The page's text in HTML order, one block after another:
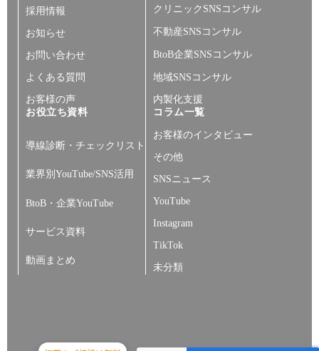
採用情報
お知らせ
お問い合わせ
よくある質問
お客様の声
クリニックSNSコンサル
不動産SNSコンサル
BtoB企業SNSコンサル
地域SNSコンサル
内製化支援
お役立ち資料
導線診断・チェックリスト
業界別YouTube/SNS活用
BtoB・企業YouTube
サービス資料
動画まとめ
コラム一覧
お客様のインタビュー
その他
SNSニュース
YouTube
Instagram
TikTok
未分類